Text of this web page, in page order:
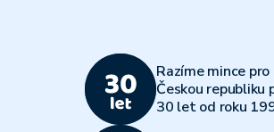
Razíme mince pro
Českou republiku
30 let od roku